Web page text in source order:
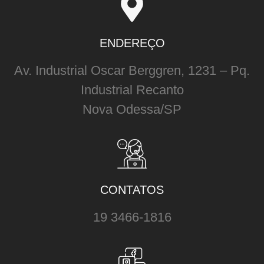
ENDEREÇO
Av. Industrial Oscar Berggren, 1231 – Pq.
Industrial Recanto
Nova Odessa/SP
CONTATOS
19 3466-1816